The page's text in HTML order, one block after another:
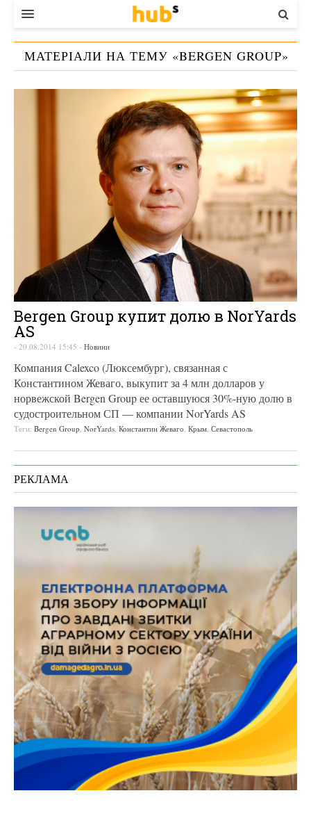
ВЛАДА
ЕКОНОМІКА
МАТЕРІАЛИ НА ТЕМУ «BERGEN GROUP»
Bergen Group купит долю в NorYards
AS
- 20.08.2014 15:45 - Новини
Компания Calexco (Люксембург), связанная с
Константином Жеваго, выкупит за 4 млн долларов у
норвежской Bergen Group ее оставшуюся 30%-ную долю в
судостроительном СП — компании NorYards AS
Теги: Bergen Group, NorYards, Константин Жеваго, Крым, Севастополь
РЕКЛАМА